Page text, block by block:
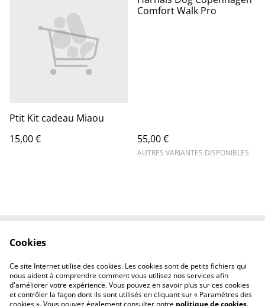
Ptit Kit cadeau Miaou
15,00 €
Comfort Walk Pro
55,00 €
AUTRES VARIANTES DISPONIBLES
Politique de
confidentialité
Politique de cookies
Cookies
Ce site Internet utilise des cookies. Les cookies sont de petits fichiers qui
nous aident à comprendre comment vous utilisez nos services afin
d'améliorer votre expérience. Vous pouvez en savoir plus sur ces cookies
et contrôler la façon dont ils sont utilisés en cliquant sur « Paramètres des
cookies ». Vous pouvez également consulter notre politique de cookies.